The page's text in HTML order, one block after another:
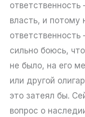
власть, и потому
сильно боюсь,
не было, на его
или другой
это затеял бы.
вопрос о